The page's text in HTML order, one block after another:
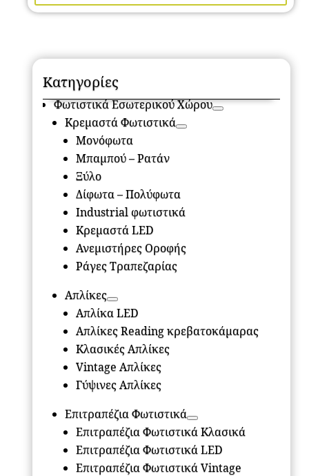
Κατηγορίες
Φωτιστικά Εσωτερικού Χώρου
Κρεμαστά Φωτιστικά
Μονόφωτα
Μπαμπού – Ρατάν
Ξύλο
Δίφωτα – Πολύφωτα
Industrial φωτιστικά
Κρεμαστά LED
Ανεμιστήρες Οροφής
Ράγες Τραπεζαρίας
Απλίκες
Απλίκα LED
Απλίκες Reading κρεβατοκάμαρας
Κλασικές Απλίκες
Vintage Απλίκες
Γύψινες Απλίκες
Επιτραπέζια Φωτιστικά
Επιτραπέζια Φωτιστικά Κλασικά
Επιτραπέζια Φωτιστικά LED
Επιτραπέζια Φωτιστικά Vintage